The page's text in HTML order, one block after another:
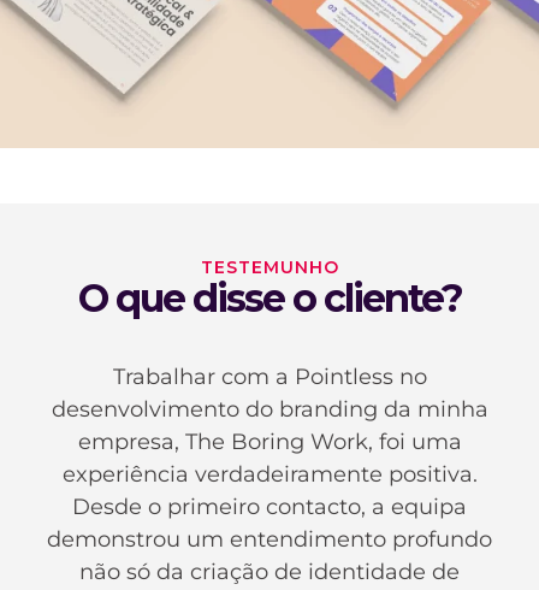
TESTEMUNHO
O que disse o cliente?
Trabalhar com a Pointless no
desenvolvimento do branding da minha
empresa, The Boring Work, foi uma
experiência verdadeiramente positiva.
Desde o primeiro contacto, a equipa
demonstrou um entendimento profundo
não só da criação de identidade de